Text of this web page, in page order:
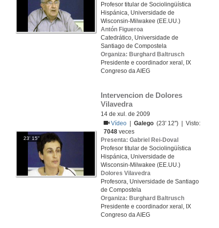
Profesor titular de Sociolingüística
Hispánica, Universidade de
Wisconsin-Milwakee (EE.UU.)
Antón Figueroa
Catedrático, Universidade de
Santiago de Compostela
Organiza: Burghard Baltrusch
Presidente e coordinador xeral, IX
Congreso da AIEG
23' 15''
Intervencion de Dolores
Vilavedra
14 de xul. de 2009
Vídeo
|Galego (23' 12'') | Visto:
7048 veces
Presenta: Gabriel Rei-Doval
Profesor titular de Sociolingüística
Hispánica, Universidade de
Wisconsin-Milwakee (EE.UU.)
Dolores Vilavedra
Profesora, Universidade de Santiago
de Compostela
Organiza: Burghard Baltrusch
Presidente e coordinador xeral, IX
Congreso da AIEG